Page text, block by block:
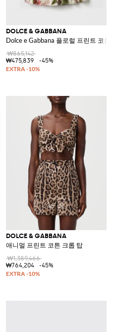
DOLCE & GABBANA
Dolce e Gabbana 플로럴 프린트 코튼
₩865,142
₩475,839
-45%
DOLCE & GABBANA
애니멀 프린트 코튼 크롭 탑
₩1,389,466
₩764,204
-45%